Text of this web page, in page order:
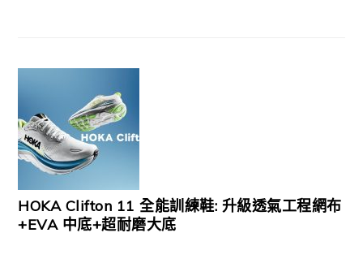
HOKA Clifton 11 全能訓練鞋: 升級透氣工程網布
+EVA 中底+超耐磨大底